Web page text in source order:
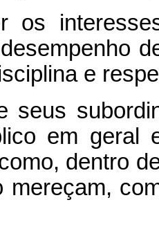
os
e
seus
em geral
dentro
mereçam,